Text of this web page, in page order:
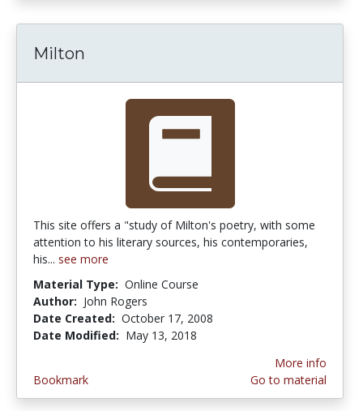
Milton
This site offers a "study of Milton's poetry, with some
attention to his literary sources, his contemporaries,
his... see more
Material Type: Online Course
Author: John Rogers
Date Created: October 17, 2008
Date Modified: May 13, 2018
Bookmark
More info
Go to material